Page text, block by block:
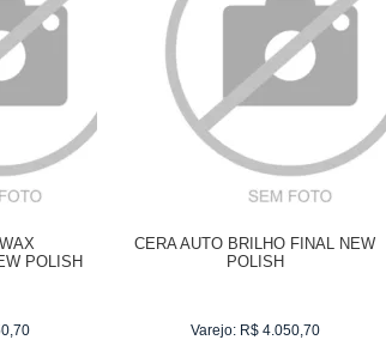
POLISH
CERA AUTO BRILHO FINAL NEW
POLISH
Varejo: R$ 4.050,70